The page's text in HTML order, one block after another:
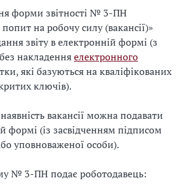
форми звітності № 3-ПН
на робочу силу (вакансії)»
звіту в електронній формі (з
накладенняелектронного
які базуються на кваліфікованих
ключів).
вакансії можна подавати
формі (із засвідченням підписом
уповноваженої особи).
№ 3-ПН подає роботодавець: